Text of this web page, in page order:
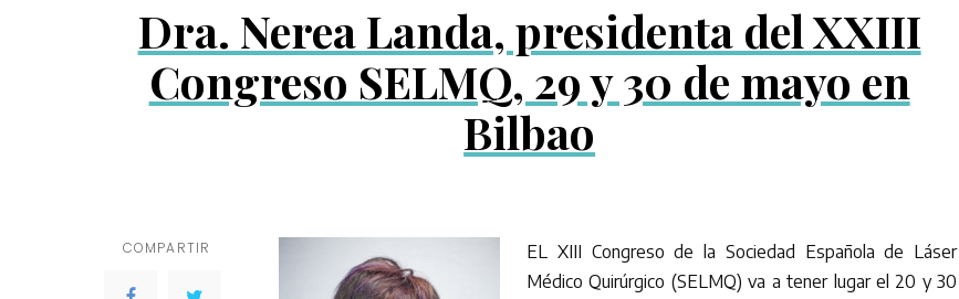
Dra. Nerea Landa, presidenta del XXIII
Congreso SELMQ, 29 y 30 de mayo en
Bilbao
COMPARTIR
EL XIII Congreso de la Sociedad Española de Láser
Médico Quirúrgico (SELMQ) va a tener lugar el 20 y 30